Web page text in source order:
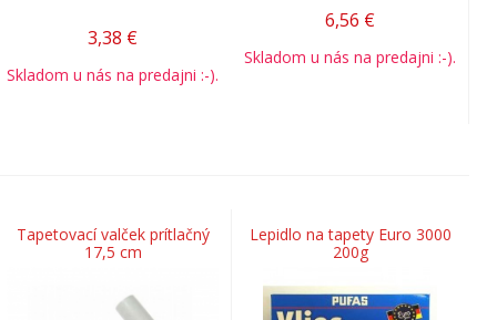
3,38 €
Skladom u nás na predajni :-).
6,56 €
Skladom u nás na predajni :-).
Tapetovací valček prítlačný
17,5 cm
Lepidlo na tapety Euro 3000
200g